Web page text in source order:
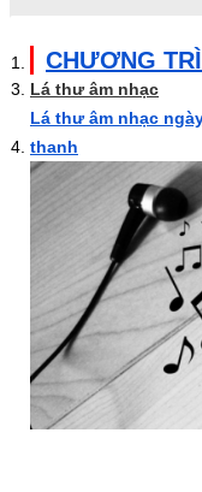
CHƯƠNG
Lá thư âm nhạc
Lá thư âm nhạc
thanh